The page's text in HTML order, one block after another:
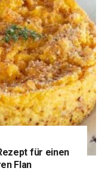
für einen
Flan